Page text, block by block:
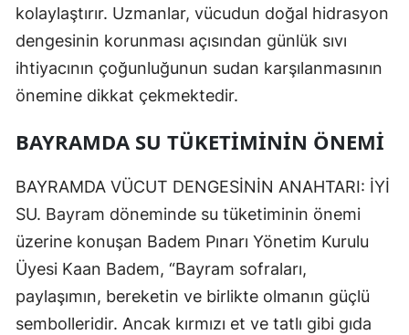
kolaylaştırır. Uzmanlar, vücudun doğal hidrasyon
dengesinin korunması açısından günlük sıvı
ihtiyacının çoğunluğunun sudan karşılanmasının
önemine dikkat çekmektedir.
BAYRAMDA SU TÜKETIMININ ÖNEMI
BAYRAMDA VÜCUT DENGESİNİN ANAHTARI: İYİ
SU. Bayram döneminde su tüketiminin önemi
üzerine konuşan Badem Pınarı Yönetim Kurulu
Üyesi Kaan Badem, “Bayram sofraları,
paylaşımın, bereketin ve birlikte olmanın güçlü
sembolleridir. Ancak kırmızı et ve tatlı gibi gıda